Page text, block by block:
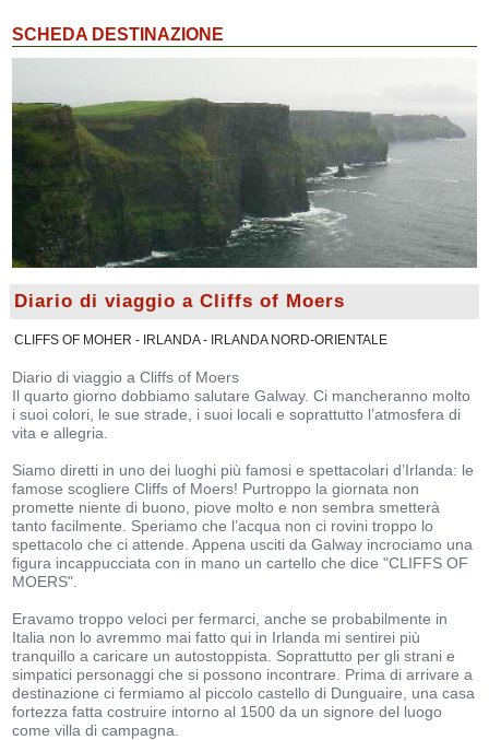
SCHEDA DESTINAZIONE
Diario di viaggio a Cliffs of Moers
CLIFFS OF MOHER - IRLANDA - IRLANDA NORD-ORIENTALE
Diario di viaggio a Cliffs of Moers
Il quarto giorno dobbiamo salutare Galway. Ci mancheranno molto
i suoi colori, le sue strade, i suoi locali e soprattutto l’atmosfera di
vita e allegria.
Siamo diretti in uno dei luoghi più famosi e spettacolari d’Irlanda: le
famose scogliere Cliffs of Moers! Purtroppo la giornata non
promette niente di buono, piove molto e non sembra smetterà
tanto facilmente. Speriamo che l’acqua non ci rovini troppo lo
spettacolo che ci attende. Appena usciti da Galway incrociamo una
figura incappucciata con in mano un cartello che dice "CLIFFS OF
MOERS".
Eravamo troppo veloci per fermarci, anche se probabilmente in
Italia non lo avremmo mai fatto qui in Irlanda mi sentirei più
tranquillo a caricare un autostoppista. Soprattutto per gli strani e
simpatici personaggi che si possono incontrare. Prima di arrivare a
destinazione ci fermiamo al piccolo castello di Dunguaire, una casa
fortezza fatta costruire intorno al 1500 da un signore del luogo
come villa di campagna.